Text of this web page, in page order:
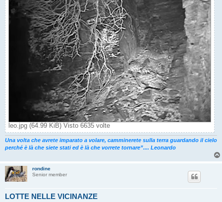
leo.jpg (64.99 KiB) Visto 6635 volte
Una volta che avrete imparato a volare, camminerete sulla terra guardando il cielo
perché è là che siete stati ed è là che vorrete tornare”.... Leonardo
rondine
Senior member
LOTTE NELLE VICINANZE